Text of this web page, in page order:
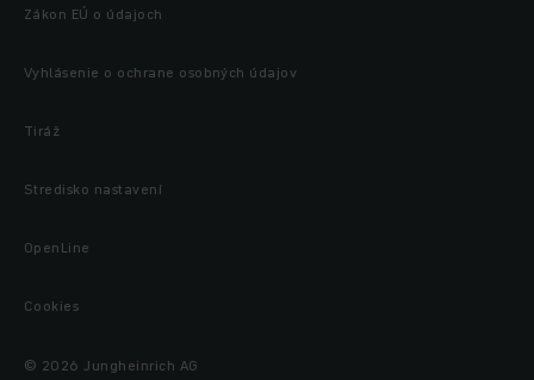
Zákon EÚ o údajoch
Vyhlásenie o ochrane osobných údajov
Tiráž
Stredisko nastavení
OpenLine
Cookies
© 2026 Jungheinrich AG